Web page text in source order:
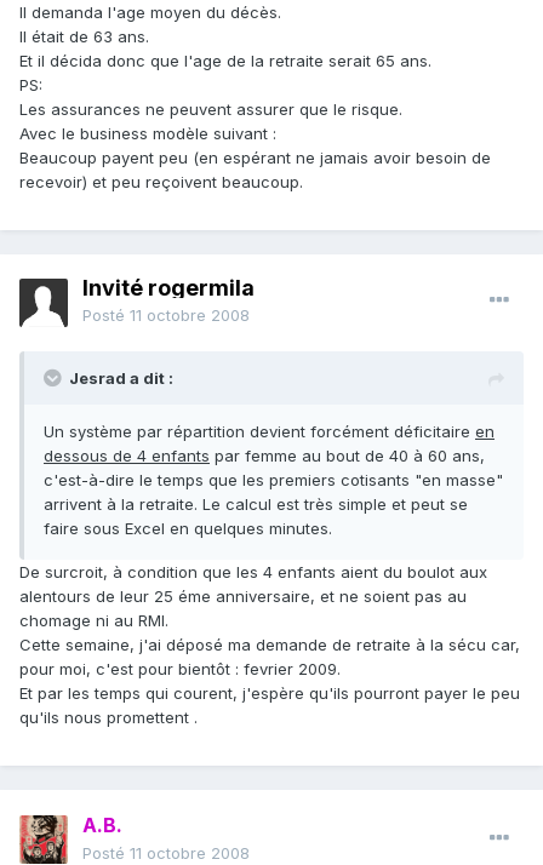
Il demanda l'age moyen du décès.
Il était de 63 ans.
Et il décida donc que l'age de la retraite serait 65 ans.
PS:
Les assurances ne peuvent assurer que le risque.
Avec le business modèle suivant :
Beaucoup payent peu (en espérant ne jamais avoir besoin de
recevoir) et peu reçoivent beaucoup.
Invité rogermila
Posté 11 octobre 2008
Jesrad a dit :
Un système par répartition devient forcément déficitaire en
dessous de 4 enfants par femme au bout de 40 à 60 ans,
c'est-à-dire le temps que les premiers cotisants "en masse"
arrivent à la retraite. Le calcul est très simple et peut se
faire sous Excel en quelques minutes.
De surcroit, à condition que les 4 enfants aient du boulot aux
alentours de leur 25 éme anniversaire, et ne soient pas au
chomage ni au RMI.
Cette semaine, j'ai déposé ma demande de retraite à la sécu car,
pour moi, c'est pour bientôt : fevrier 2009.
Et par les temps qui courent, j'espère qu'ils pourront payer le peu
qu'ils nous promettent .
A.B.
Posté 11 octobre 2008